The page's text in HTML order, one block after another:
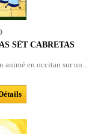
SÈT CABRETAS
animé en occitan sur un...